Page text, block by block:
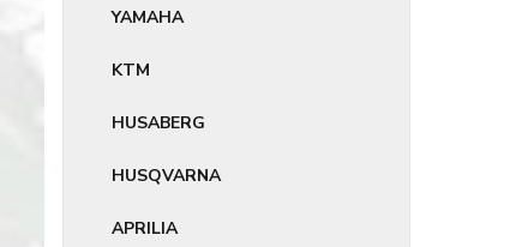
YAMAHA
KTM
HUSABERG
HUSQVARNA
APRILIA